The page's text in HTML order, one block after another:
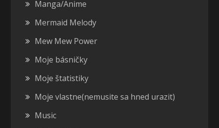
Manga/Anime
Mermaid Melody
Mew Mew Power
Moje básničky
Moje štatistiky
Moje vlastne(nemusite sa hned urazit)
Music